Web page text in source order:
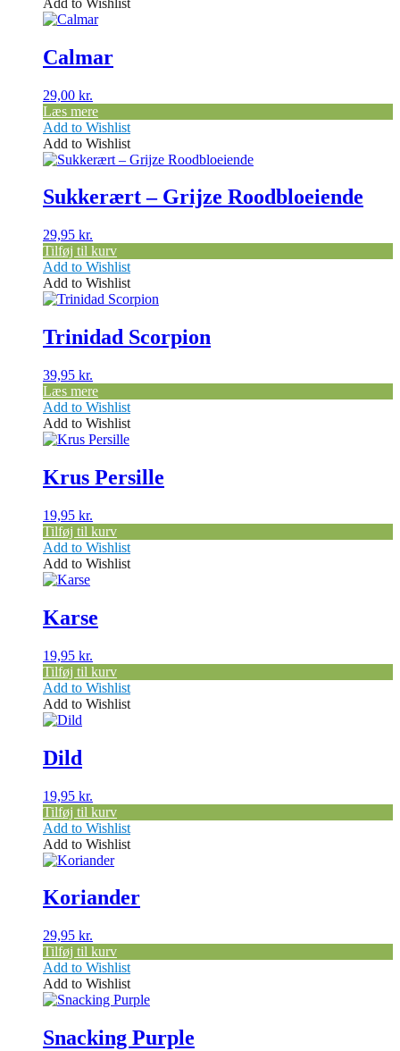
Calmar
29,00 kr.
Læs mere
Add to Wishlist
Add to Wishlist
Sukkerært – Grijze Roodbloeiende
29,95 kr.
Tilføj til kurv
Add to Wishlist
Add to Wishlist
Trinidad Scorpion
39,95 kr.
Læs mere
Add to Wishlist
Add to Wishlist
Krus Persille
19,95 kr.
Tilføj til kurv
Add to Wishlist
Add to Wishlist
Karse
19,95 kr.
Tilføj til kurv
Add to Wishlist
Add to Wishlist
Dild
19,95 kr.
Tilføj til kurv
Add to Wishlist
Add to Wishlist
Koriander
29,95 kr.
Tilføj til kurv
Add to Wishlist
Add to Wishlist
Snacking Purple